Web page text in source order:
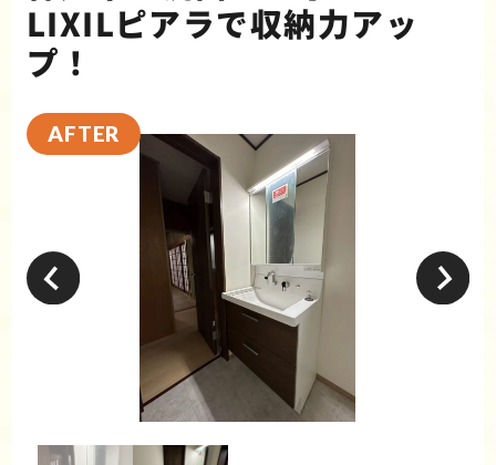
LIXILピアラで収納力アッ
プ！